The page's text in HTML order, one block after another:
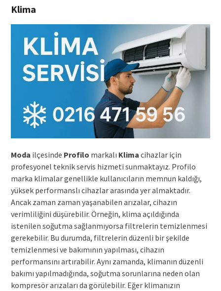
Klima
Moda ilçesinde Profilo markalı Klima cihazlar için
profesyonel teknik servis hizmeti sunmaktayız. Profilo
marka klimalar genellikle kullanıcıların memnun kaldığı,
yüksek performanslı cihazlar arasında yer almaktadır.
Ancak zaman zaman yaşanabilen arızalar, cihazın
verimliliğini düşürebilir. Örneğin, klima açıldığında
istenilen soğutma sağlanmıyorsa filtrelerin temizlenmesi
gerekebilir. Bu durumda, filtrelerin düzenli bir şekilde
temizlenmesi ve bakımının yapılması, cihazın
performansını artırabilir. Aynı zamanda, klimanın düzenli
bakımı yapılmadığında, soğutma sorunlarına neden olan
kompresör arızaları da görülebilir. Eğer klimanızın